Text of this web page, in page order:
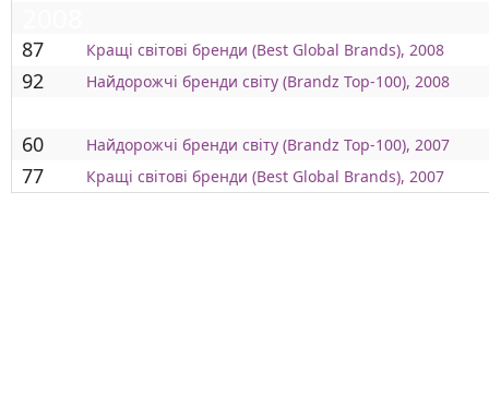
87 Кращі світові бренди (Best Global Brands), 2008
92 Найдорожчі бренди світу (Brandz Top-100), 2008
60 Найдорожчі бренди світу (Brandz Top-100), 2007
77 Кращі світові бренди (Best Global Brands), 2007